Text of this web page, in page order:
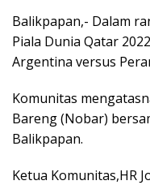
Balikpapan,- Dalam
Piala Dunia Qatar
Argentina versus
Komunitas
Bareng (Nobar)
Balikpapan.
Ketua Komunitas,HR